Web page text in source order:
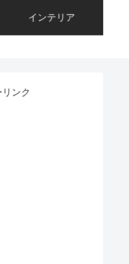
インテリア
ンク